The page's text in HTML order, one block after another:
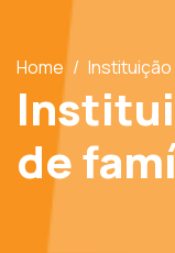
Home / Instituição
de